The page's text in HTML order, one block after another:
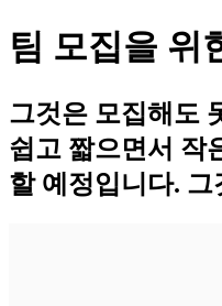
팀 모집을 위
그것은 모집해도
쉽고 짧으면서 작
할 예정입니다.